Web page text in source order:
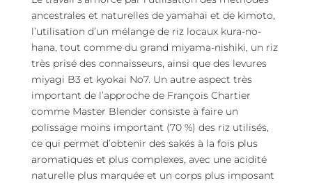
ancestrales et naturelles de yamahai et de kimoto,
l’utilisation d’un mélange de riz locaux kura-no-
hana, tout comme du grand miyama-nishiki, un riz
très prisé des connaisseurs, ainsi que des levures
miyagi B3 et kyokai No7. Un autre aspect très
important de l’approche de François Chartier
comme Master Blender consiste à faire un
polissage moins important (70 %) des riz utilisés,
ce qui permet d’obtenir des sakés à la fois plus
aromatiques et plus complexes, avec une acidité
naturelle plus marquée et un corps plus imposant